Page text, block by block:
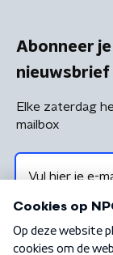
Abonneer
nieuwsbrief
Elke zaterdag
mailbox